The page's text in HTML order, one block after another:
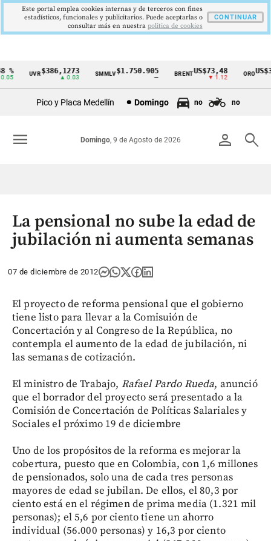
Cintillo
Colombia
UVR$386,1273
▲ 0.03
SMMLV$1.750.905 BRENTUS$73,48
▼ 1.12
ORO
Pico y Placa Medellín Domingo no no
person search
Domingo, 9 de Agosto de 2026
menu
La pensional no sube la edad de
jubilación ni aumenta semanas
07 de diciembre de 2012
El proyecto de reforma pensional que el gobierno
tiene listo para llevar a la Comisuión de
Concertación y al Congreso de la República, no
contempla el aumento de la edad de jubilación, ni
las semanas de cotización.
El ministro de Trabajo, Rafael Pardo Rueda, anunció
que el borrador del proyecto será presentado a la
Comisión de Concertación de Políticas Salariales y
Sociales el próximo 19 de diciembre
Uno de los propósitos de la reforma es mejorar la
cobertura, puesto que en Colombia, con 1,6 millones
de pensionados, solo una de cada tres personas
mayores de edad se jubilan. De ellos, el 80,3 por
ciento está en el régimen de prima media (1.321 mil
personas); el 5,6 por ciento tiene un ahorro
individual (56.000 personas) y 16,3 por ciento
Este portal emplea cookies internas y de terceros con fines
estadísticos, funcionales y publicitarios. Puede aceptarlas o
consultar más en nuestra politica de cookies
CONTINUAR